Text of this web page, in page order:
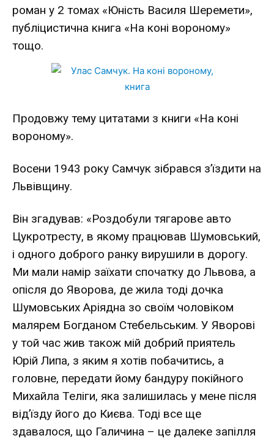
роман у 2 томах «Юність Василя Шеремети»,
публіцистична книга «На коні вороному»
тощо.
Продовжу тему цитатами з книги «На коні
вороному».
Восени 1943 року Самчук зібрався з’їздити на
Львівщину.
Він згадував: «Роздобули тягарове авто
Цукротресту, в якому працював Шумовський,
і одного доброго ранку вирушили в дорогу.
Ми мали намір заїхати спочатку до Львова, а
опісля до Яворова, де жила тоді дочка
Шумовських Аріядна зо своїм чоловіком
малярем Богданом Стебельським. У Яворові
у той час жив також мій добрий приятель
Юрій Липа, з яким я хотів побачитись, а
головне, передати йому бандуру покійного
Михайла Теліги, яка залишилась у мене після
від’їзду його до Києва. Тоді все ще
здавалося, що Галичина – це далеке запілля